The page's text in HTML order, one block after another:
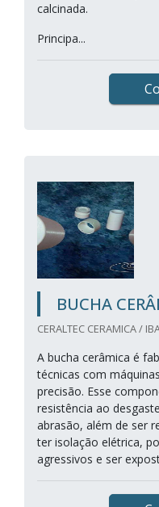
calcinada.
Principa...
BUCHA
CERALTEC CERAMICA /
A bucha cerâmica é
técnicas com
precisão. Esse
resistência ao
abrasão, além de ser
ter isolação elétrica,
agressivos e ser